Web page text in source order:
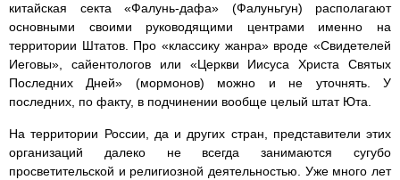
китайская секта «Фалунь-дафа» (Фалуньгун) располагают
основными своими руководящими центрами именно на
территории Штатов. Про «классику жанра» вроде «Свидетелей
Иеговы», сайентологов или «Церкви Иисуса Христа Святых
Последних Дней» (мормонов) можно и не уточнять. У
последних, по факту, в подчинении вообще целый штат Юта.
На территории России, да и других стран, представители этих
организаций далеко не всегда занимаются сугубо
просветительской и религиозной деятельностью. Уже много лет